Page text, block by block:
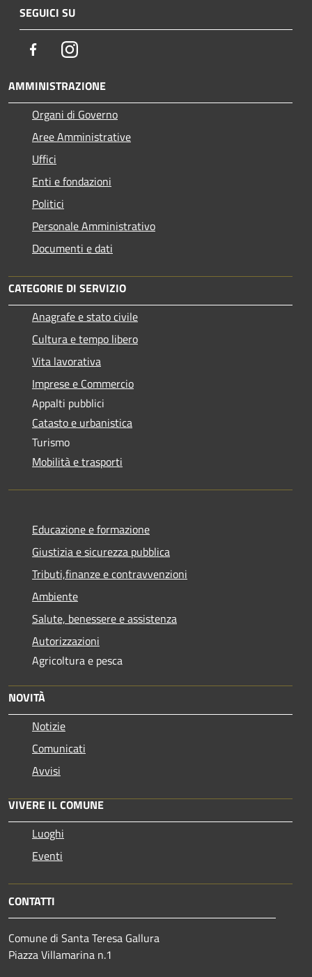
SEGUICI SU
FacebookInstagram
AMMINISTRAZIONE
Organi di Governo
Aree Amministrative
Uffici
Enti e fondazioni
Politici
Personale Amministrativo
Documenti e dati
CATEGORIE DI SERVIZIO
Anagrafe e stato civile
Cultura e tempo libero
Vita lavorativa
Imprese e Commercio
Appalti pubblici
Catasto e urbanistica
Turismo
Mobilità e trasporti
Educazione e formazione
Giustizia e sicurezza pubblica
Tributi,finanze e contravvenzioni
Ambiente
Salute, benessere e assistenza
Autorizzazioni
Agricoltura e pesca
NOVITÀ
Notizie
Comunicati
Avvisi
VIVERE IL COMUNE
Luoghi
Eventi
CONTATTI
Comune di Santa Teresa Gallura
Piazza Villamarina n.1